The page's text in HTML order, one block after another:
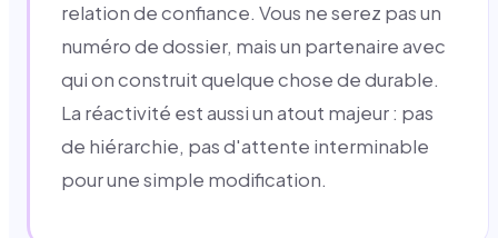
relation de confiance. Vous ne serez pas un
numéro de dossier, mais un partenaire avec
qui on construit quelque chose de durable.
La réactivité est aussi un atout majeur : pas
de hiérarchie, pas d'attente interminable
pour une simple modification.